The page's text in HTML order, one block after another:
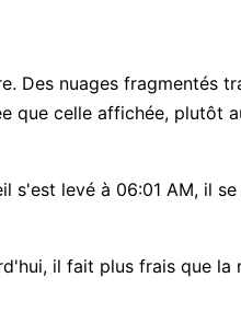
Des nuages fragmentés
que celle affichée, plutôt
s'est levé à 06:01 AM, il
il fait plus frais que